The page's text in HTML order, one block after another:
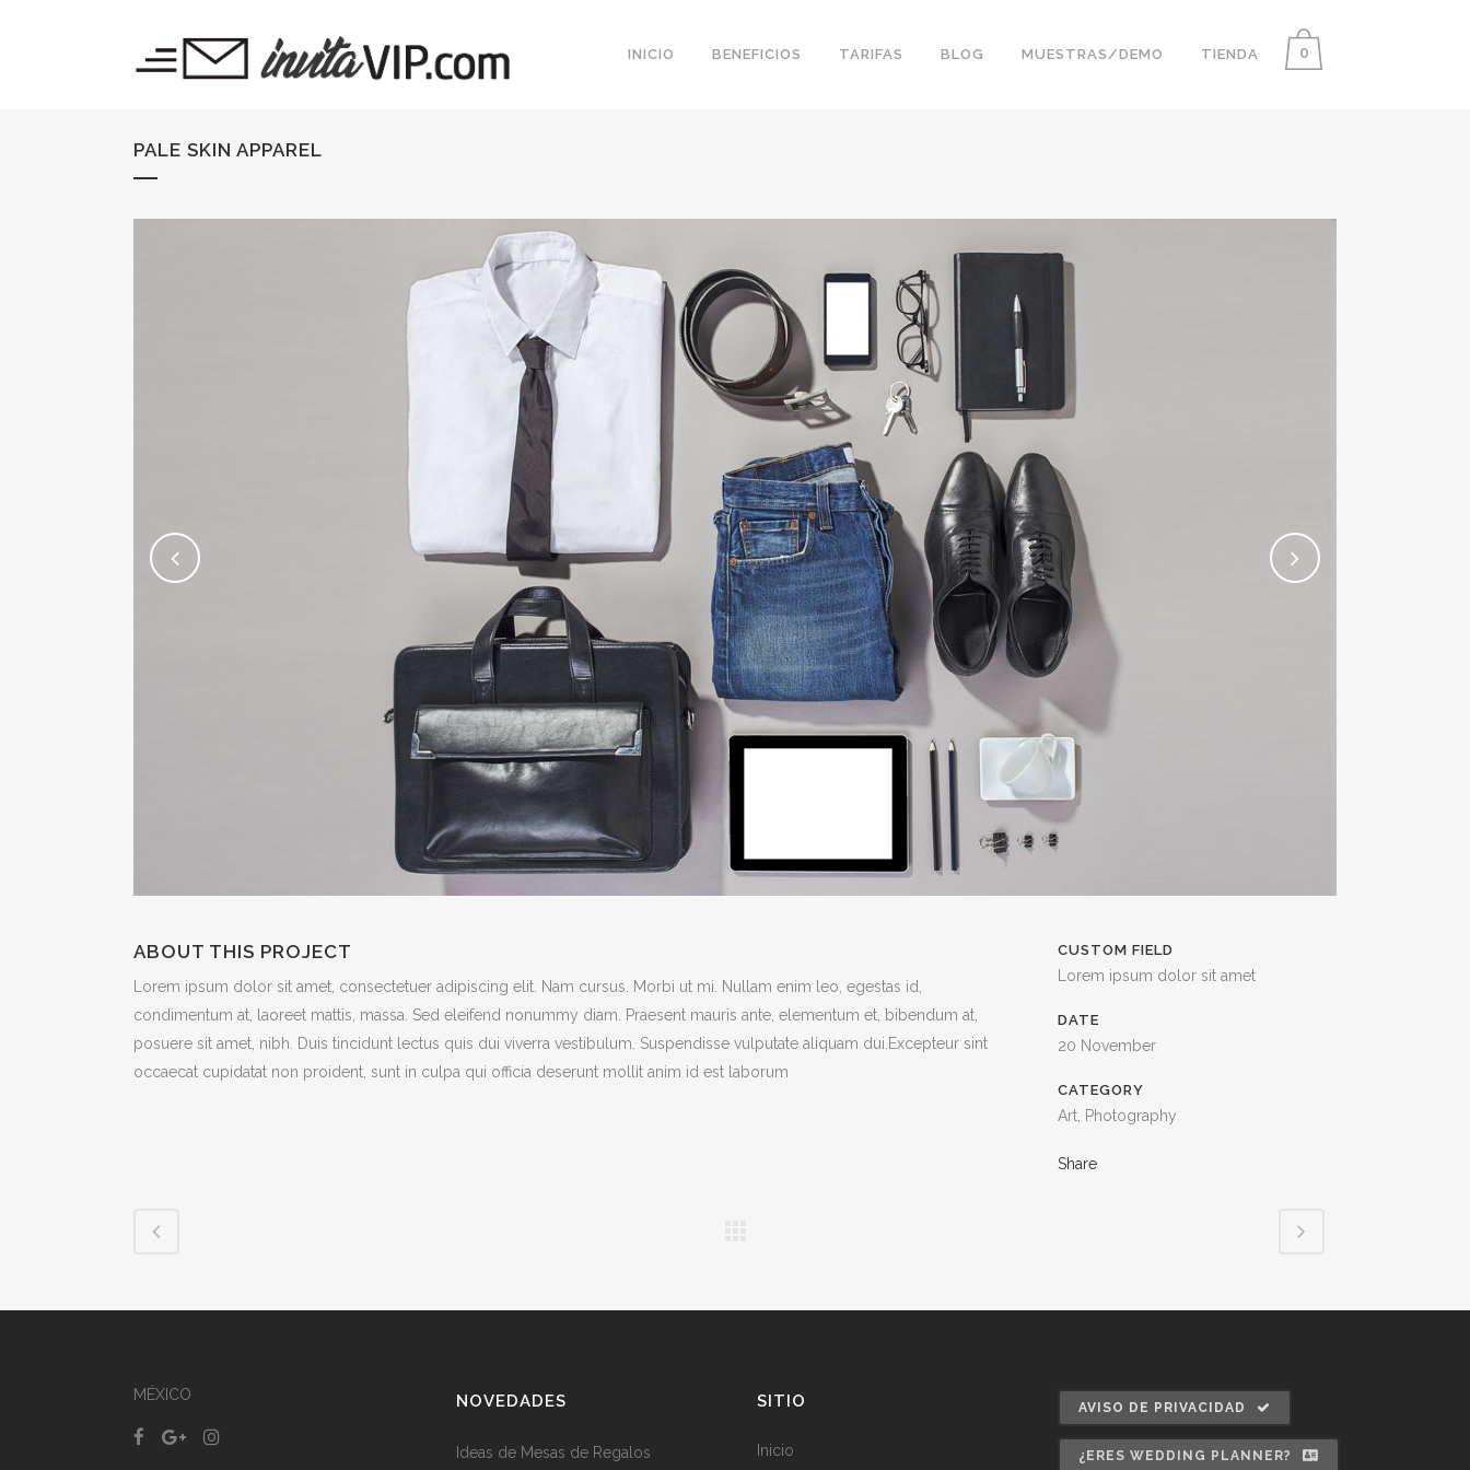
0
INICIO BENEFICIOS TARIFAS BLOG MUESTRAS/DEMO TIENDA
PALE SKIN APPAREL
ABOUT THIS PROJECT
Lorem ipsum dolor sit amet, consectetuer adipiscing elit. Nam cursus. Morbi ut mi. Nullam enim leo, egestas id,
condimentum at, laoreet mattis, massa. Sed eleifend nonummy diam. Praesent mauris ante, elementum et, bibendum at,
posuere sit amet, nibh. Duis tincidunt lectus quis dui viverra vestibulum. Suspendisse vulputate aliquam dui.Excepteur sint
occaecat cupidatat non proident, sunt in culpa qui officia deserunt mollit anim id est laborum
CUSTOM FIELD
Lorem ipsum dolor sit amet
DATE
20 November
CATEGORY
Art, Photography
Share
MÉXICO NOVEDADES
Ideas de Mesas de Regalos
SITIO
Inicio
AVISO DE PRIVACIDAD
¿ERES WEDDING PLANNER?